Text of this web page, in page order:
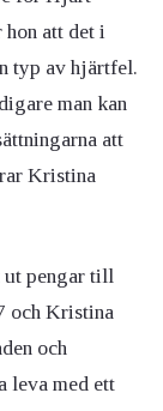
hon att det i
typ av hjärtfel.
man kan
att
Kristina
ut pengar till
och Kristina
och
leva med ett